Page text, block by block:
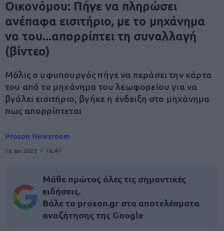
Οικονόμου: Πήγε να πληρώσει
ανέπαφα εισιτήριο, με το μηχάνημα
να του...απορρίπτει τη συναλλαγή
(βίντεο)
Μόλις ο υφυπουργός πήγε να περάσει την κάρτα
του από το μηχάνημα του λεωφορείου για να
βγάλει εισιτήριο, βγήκε η ένδειξη στο μηχάνημα
πως απορρίπτεται
Proson Newsroom
16 Ιαν 2025 16:47
Μάθε πρώτος όλες τις σημαντικές
ειδήσεις.
Βάλε το proson.gr στα αποτελέσματα
αναζήτησης της Google